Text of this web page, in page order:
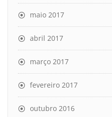
maio 2017
abril 2017
março 2017
fevereiro 2017
outubro 2016